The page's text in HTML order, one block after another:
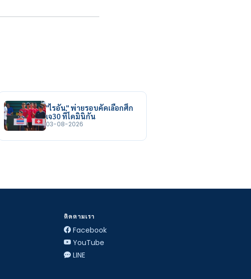
"ไรอัน" พ่ายรอบคัดเลือกศึก
เจ30 ที่โดมินิกัน
03-08-2026
ติดตามเรา
Facebook
YouTube
LINE